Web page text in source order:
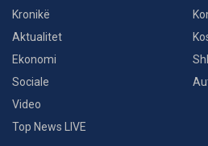
Kronikë
Aktualitet
Ekonomi
Sociale
Video
Top News LIVE